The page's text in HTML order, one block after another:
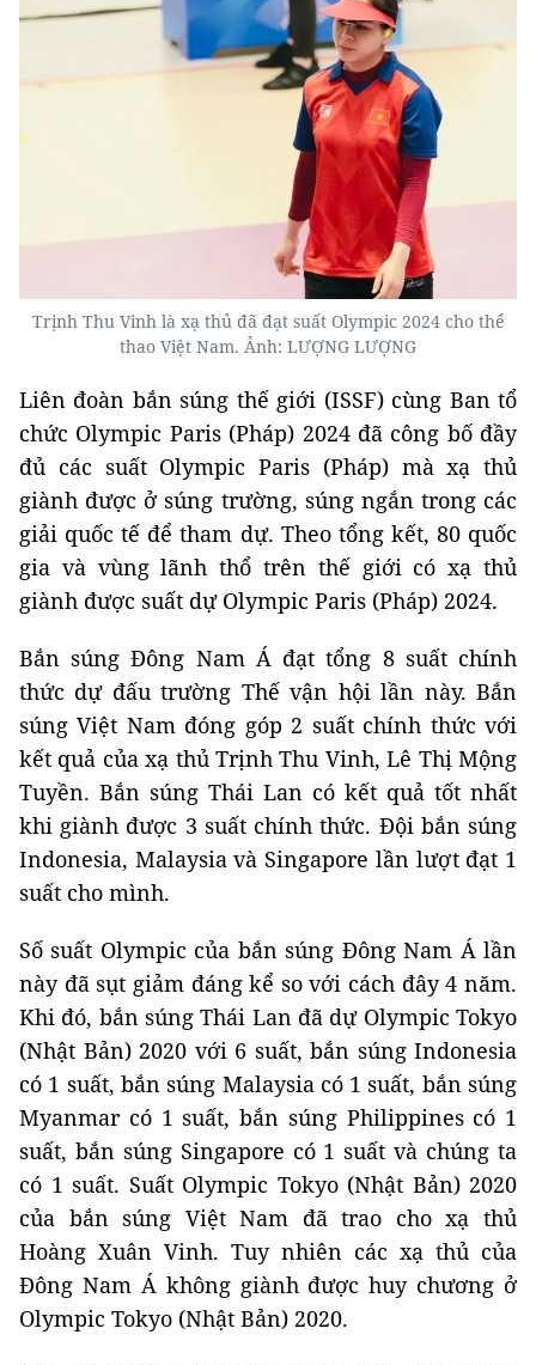
Trịnh Thu Vinh là xạ thủ đã đạt suất Olympic 2024 cho thể
thao Việt Nam. Ảnh: LƯỢNG LƯỢNG
Liên đoàn bắn súng thế giới (ISSF) cùng Ban tổ
chức Olympic Paris (Pháp) 2024 đã công bố đầy
đủ các suất Olympic Paris (Pháp) mà xạ thủ
giành được ở súng trường, súng ngắn trong các
giải quốc tế để tham dự. Theo tổng kết, 80 quốc
gia và vùng lãnh thổ trên thế giới có xạ thủ
giành được suất dự Olympic Paris (Pháp) 2024.
Bắn súng Đông Nam Á đạt tổng 8 suất chính
thức dự đấu trường Thế vận hội lần này. Bắn
súng Việt Nam đóng góp 2 suất chính thức với
kết quả của xạ thủ Trịnh Thu Vinh, Lê Thị Mộng
Tuyền. Bắn súng Thái Lan có kết quả tốt nhất
khi giành được 3 suất chính thức. Đội bắn súng
Indonesia, Malaysia và Singapore lần lượt đạt 1
suất cho mình.
Số suất Olympic của bắn súng Đông Nam Á lần
này đã sụt giảm đáng kể so với cách đây 4 năm.
Khi đó, bắn súng Thái Lan đã dự Olympic Tokyo
(Nhật Bản) 2020 với 6 suất, bắn súng Indonesia
có 1 suất, bắn súng Malaysia có 1 suất, bắn súng
Myanmar có 1 suất, bắn súng Philippines có 1
suất, bắn súng Singapore có 1 suất và chúng ta
có 1 suất. Suất Olympic Tokyo (Nhật Bản) 2020
của bắn súng Việt Nam đã trao cho xạ thủ
Hoàng Xuân Vinh. Tuy nhiên các xạ thủ của
Đông Nam Á không giành được huy chương ở
Olympic Tokyo (Nhật Bản) 2020.